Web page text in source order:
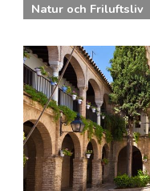
Natur och Friluftsliv